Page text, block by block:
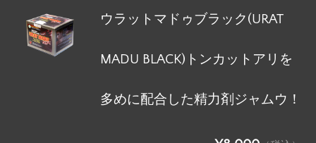
ウラットマドゥブラック(URAT
MADU BLACK)トンカットアリを
多めに配合した精力剤ジャムウ！